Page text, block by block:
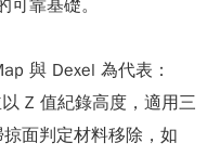
靠基礎。
與 Dexel 為代表：
Z 值紀錄高度，適用三
面判定材料移除，如